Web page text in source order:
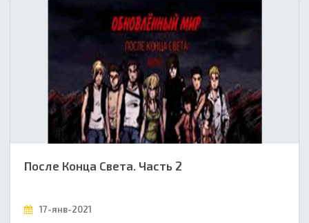
После Конца Света. Часть 2
17-янв-2021